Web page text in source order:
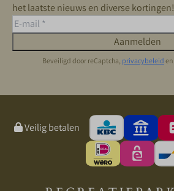
het laatste nieuws en diverse kortingen!
Aanmelden
Beveiligd door reCaptcha, privacybeleid en
Veilig betalen